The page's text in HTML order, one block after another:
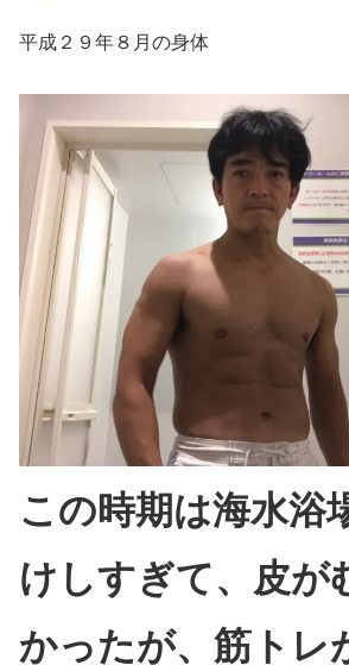
平成２９年８月の身体
この時期は海水浴
けしすぎて、皮が
かったが、筋トレ